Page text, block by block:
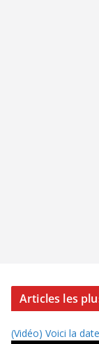
Articles les
(Vidéo) Voici la